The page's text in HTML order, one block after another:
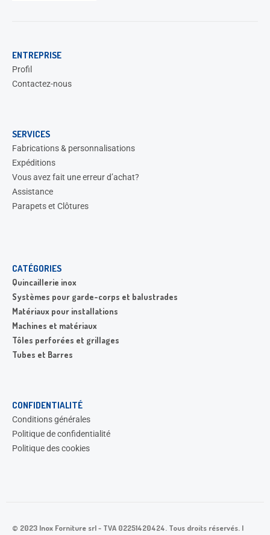
ENTREPRISE
Profil
Contactez-nous
SERVICES
Fabrications & personnalisations
Expéditions
Vous avez fait une erreur d’achat?
Assistance
Parapets et Clôtures
CATÉGORIES
Quincaillerie inox
Systèmes pour garde-corps et balustrades
Matériaux pour installations
Machines et matériaux
Tôles perforées et grillages
Tubes et Barres
CONFIDENTIALITÉ
Conditions générales
Politique de confidentialité
Politique des cookies
© 2023 Inox Forniture srl - TVA 02251420424. Tous droits réservés. |